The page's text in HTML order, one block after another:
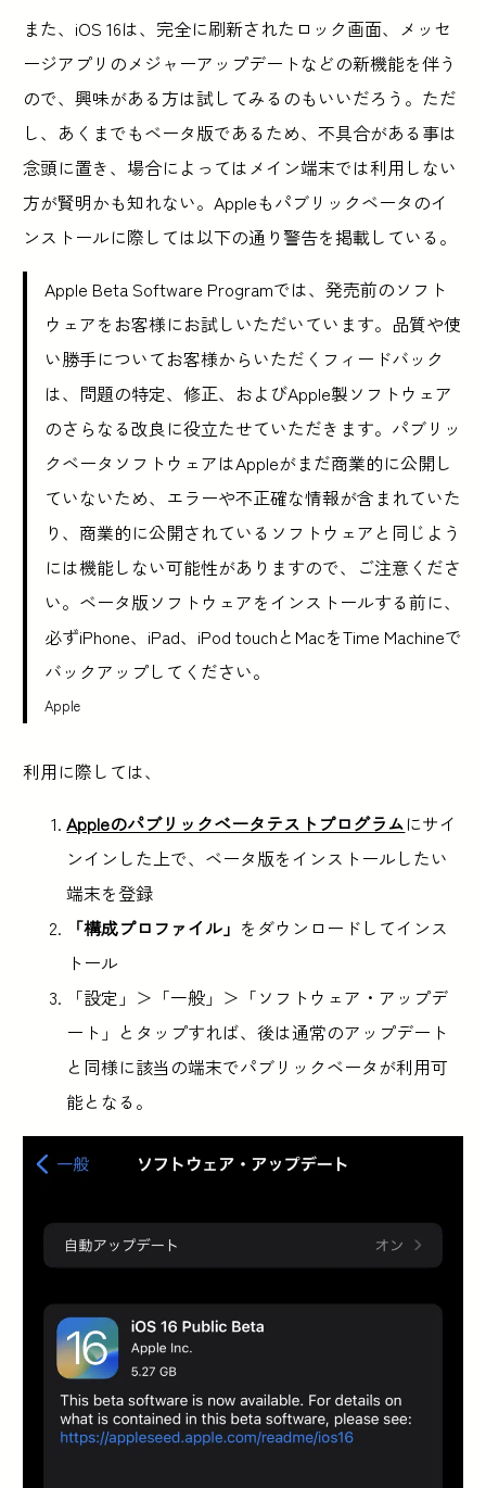
また、iOS 16は、完全に刷新されたロック画面、メッセ
ージアプリのメジャーアップデートなどの新機能を伴う
ので、興味がある方は試してみるのもいいだろう。ただ
し、あくまでもベータ版であるため、不具合がある事は
念頭に置き、場合によってはメイン端末では利用しない
方が賢明かも知れない。Appleもパブリックベータのイ
ンストールに際しては以下の通り警告を掲載している。
Apple Beta Software Programでは、発売前のソフト
ウェアをお客様にお試しいただいています。品質や使
い勝手についてお客様からいただくフィードバック
は、問題の特定、修正、およびApple製ソフトウェア
のさらなる改良に役立たせていただきます。パブリッ
クベータソフトウェアはAppleがまだ商業的に公開し
ていないため、エラーや不正確な情報が含まれていた
り、商業的に公開されているソフトウェアと同じよう
には機能しない可能性がありますので、ご注意くださ
い。ベータ版ソフトウェアをインストールする前に、
必ずiPhone、iPad、iPod touchとMacをTime Machineで
バックアップしてください。
Apple
利用に際しては、
Appleのパブリックベータテストプログラムにサイ
ンインした上で、ベータ版をインストールしたい
端末を登録
「構成プロファイル」 をダウンロードしてインス
トール
「設定」＞「一般」＞「ソフトウェア・アップデ
ート」とタップすれば、後は通常のアップデート
と同様に該当の端末でパブリックベータが利用可
能となる。